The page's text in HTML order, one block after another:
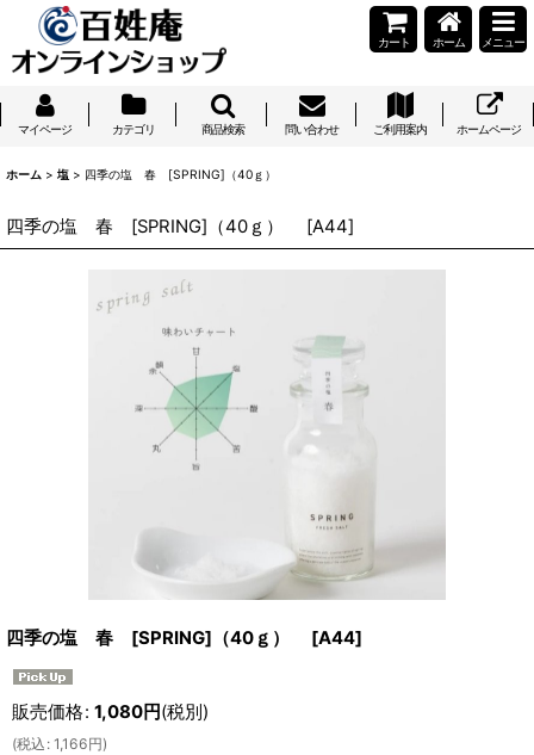
カート ホーム メニュー
マイページ カテゴリ 商品検索 問い合わせ ご利用案内 ホームページ
ホーム > 塩 > 四季の塩 春 [SPRING]（40ｇ）
四季の塩 春 [SPRING]（40ｇ） [A44]
四季の塩 春 [SPRING]（40ｇ） [A44]
販売価格: 1,080円(税別)
(税込 : 1,166円)